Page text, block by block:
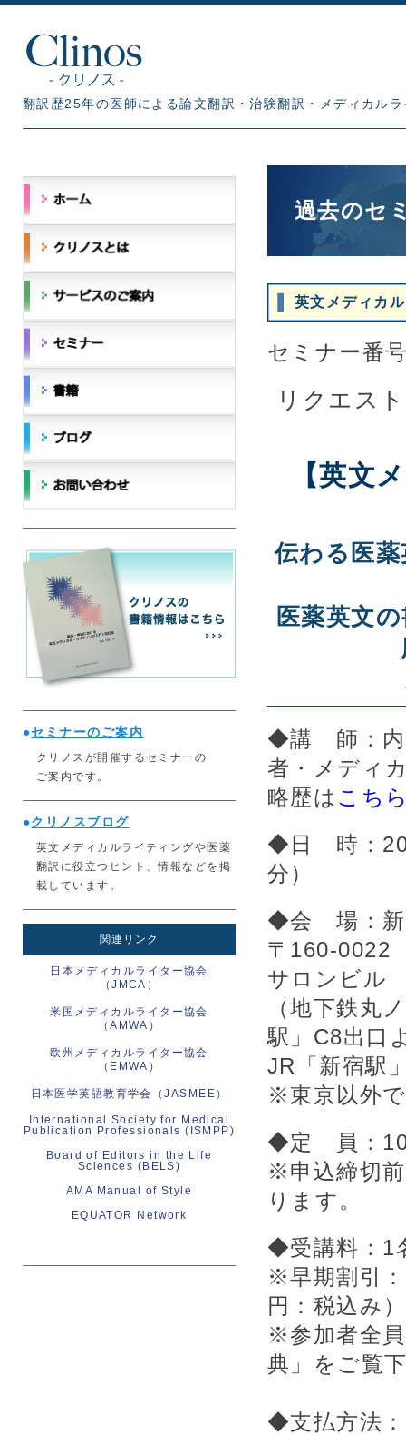
翻訳歴25年の医師による論文翻訳・治験翻訳・メディカル
過去のセ
英文メディカ
セミナー番
リクエス
【英文
伝わる医
医薬英文
◆講 師：内
者・メディ
略歴は こち
◆日 時：
分）
◆会 場：新
〒160-0022
サロンビル
（地下鉄丸
駅」C8出口
JR「新宿駅
※東京以外
◆定 員：10
※申込締切
ります。
◆受講料：1
※早期割引
円：税込み）
※参加者全
典」をご覧
◆支払方法
●セミナーのご案内
クリノスが開催するセミナーの
ご案内です。
●クリノスブログ
英文メディカルライティングや医薬
翻訳に役立つヒント、情報などを掲
載しています。
関連リンク
日本メディカルライター協会
（JMCA）
米国メディカルライター協会
（AMWA）
欧州メディカルライター協会
（EMWA）
日本医学英語教育学会（JASMEE）
International Society for Medical
Publication Professionals (ISMPP)
Board of Editors in the Life
Sciences (BELS)
AMA Manual of Style
EQUATOR Network